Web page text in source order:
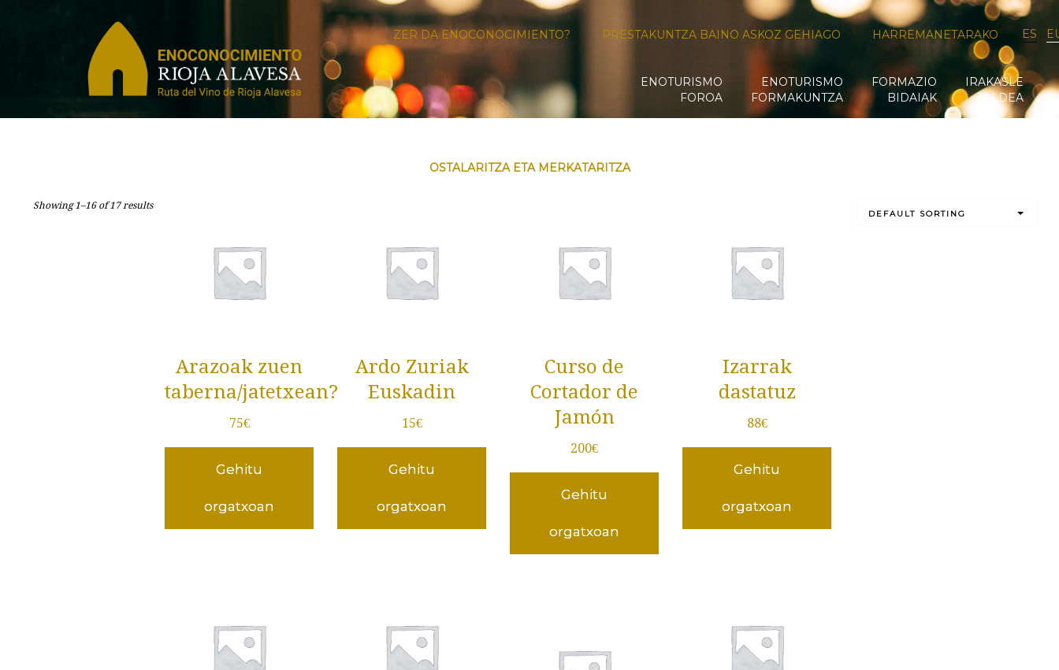
ZER DA ENOCONOCIMIENTO? PRESTAKUNTZA BAINO ASKOZ GEHIAGO HARREMANETARAKO ES
ENOTURISMO
FOROA
ENOTURISMO
FORMAKUNTZA
FORMAZIO
BIDAIAK
IRAKASLE
TALDEA
OSTALARITZA ETA MERKATARITZA
Showing 1–16 of 17 results
DEFAULT SORTING
Arazoak zuen
taberna/jatetxean?
75€
Gehitu
orgatxoan
Ardo Zuriak
Euskadin
15€
Gehitu
orgatxoan
Curso de
Cortador de
Jamón
200€
Gehitu
orgatxoan
Izarrak
dastatuz
88€
Gehitu
orgatxoan